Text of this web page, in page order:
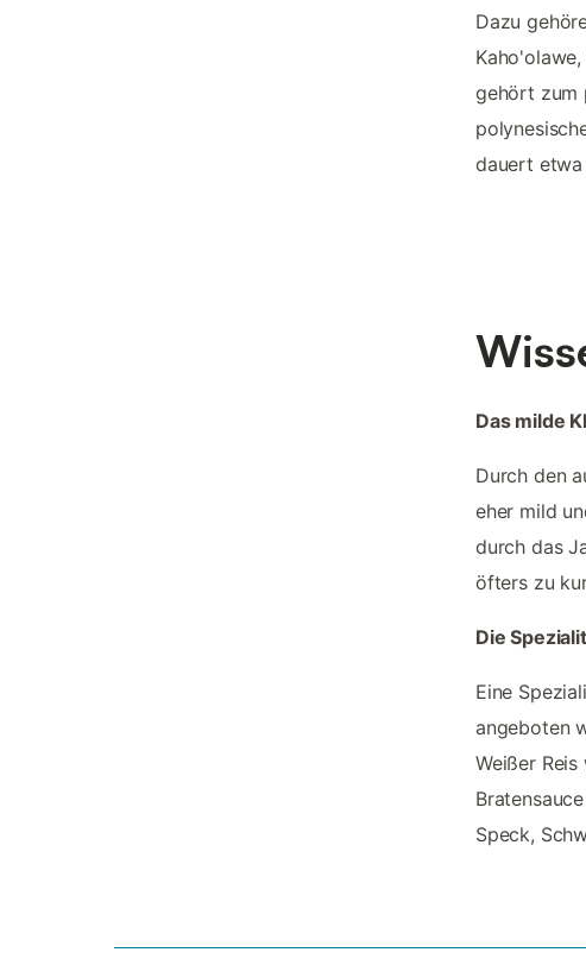
Dazu
gehört zum
dauert etwa
Das milde
Durch den
eher mild
durch das
öfters zu
Die
Eine
angeboten
Weißer
Speck,